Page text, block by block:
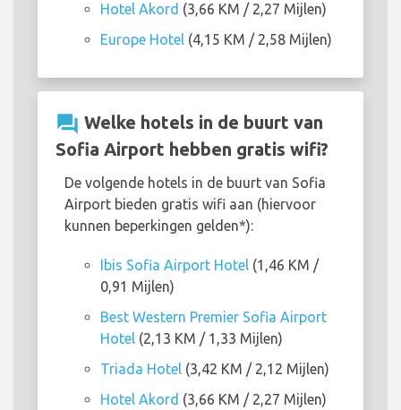
Hotel Akord (3,66 KM / 2,27 Mijlen)
Europe Hotel (4,15 KM / 2,58 Mijlen)
question_answer Welke hotels in de buurt van
Sofia Airport hebben gratis wifi?
De volgende hotels in de buurt van Sofia
Airport bieden gratis wifi aan (hiervoor
kunnen beperkingen gelden*):
Ibis Sofia Airport Hotel (1,46 KM /
0,91 Mijlen)
Best Western Premier Sofia Airport
Hotel (2,13 KM / 1,33 Mijlen)
Triada Hotel (3,42 KM / 2,12 Mijlen)
Hotel Akord (3,66 KM / 2,27 Mijlen)